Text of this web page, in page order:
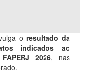
o resultado da
indicados ao
2026, nas